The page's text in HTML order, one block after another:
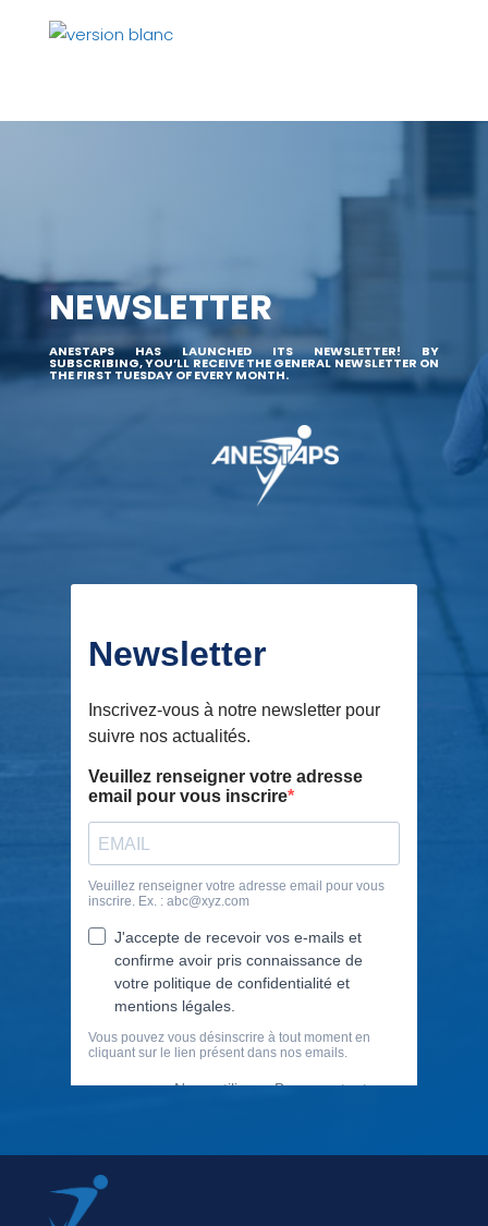
NEWSLETTER
ANESTAPS HAS LAUNCHED ITS NEWSLETTER! BY
SUBSCRIBING, YOU’LL RECEIVE THE GENERAL NEWSLETTER ON
THE FIRST TUESDAY OF EVERY MONTH.